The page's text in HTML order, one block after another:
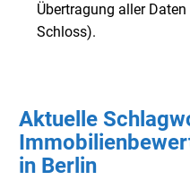
Übertragung aller
Schloss).
Aktuelle
in Berlin